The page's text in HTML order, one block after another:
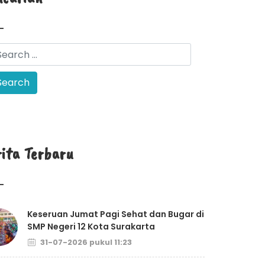
Terbaru
Keseruan Jumat Pagi Sehat dan Bugar di
SMP Negeri 12 Kota Surakarta
31-07-2026 pukul 11:23